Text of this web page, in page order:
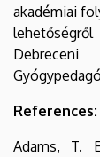
akadémiai
References:
Adams, T.